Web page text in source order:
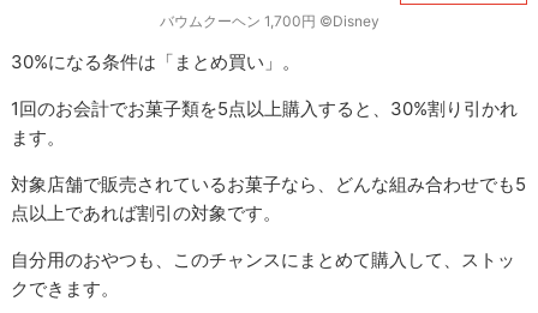
バウムクーヘン 1,700円 ©Disney
30%になる条件は「まとめ買い」。
1回のお会計でお菓子類を5点以上購入すると、30%割り引かれ
ます。
対象店舗で販売されているお菓子なら、どんな組み合わせでも5
点以上であれば割引の対象です。
自分用のおやつも、このチャンスにまとめて購入して、ストッ
クできます。